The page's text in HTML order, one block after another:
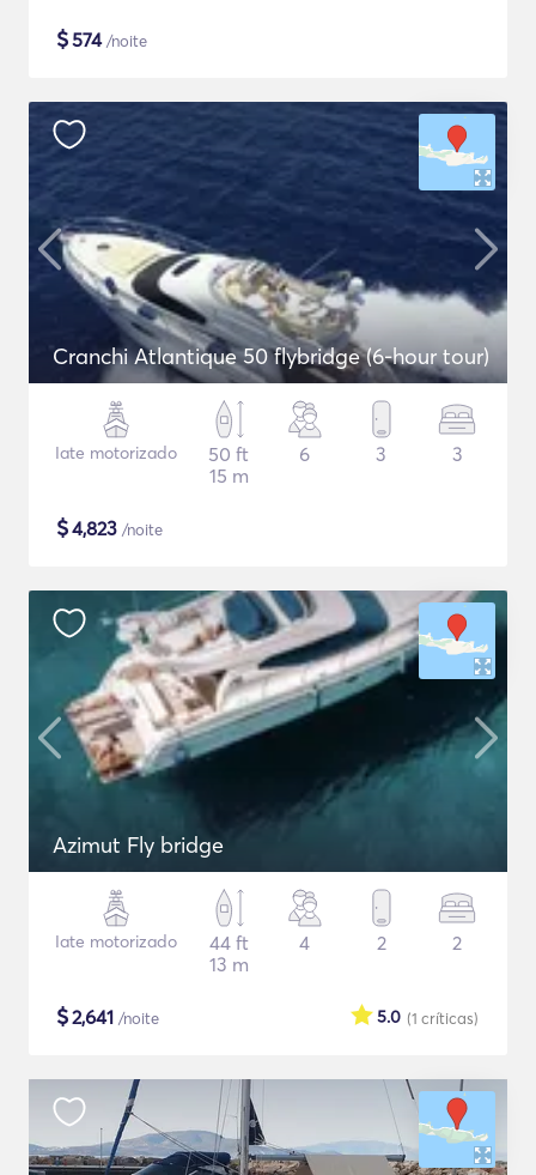
$574/noite
Cranchi Atlantique 50 flybridge (6-hour tour)
Iate motorizado
50 ft
15 m
6 3 3
$4,823 /noite
Azimut Fly bridge
Iate motorizado
44 ft
13 m
4 2 2
$2,641 /noite (1 críticas)
5.0